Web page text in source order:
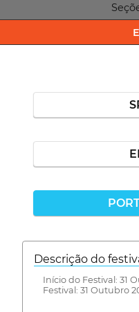
Descrição do
Início do Festival:
Festival: 31 Outubro